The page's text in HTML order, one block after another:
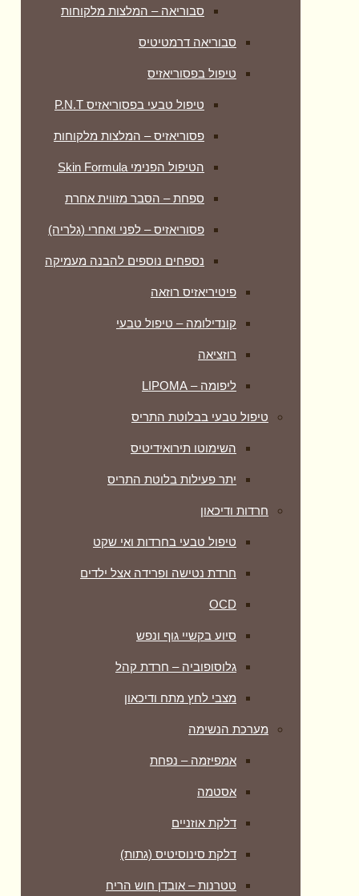
סבוריאה – המלצות מלקוחות
סבוריאה דרמטיטיס
טיפול בפסוריאזיס
טיפול טבעי בפסוריאזיס P.N.T
פסוריאזיס – המלצות מלקוחות
הטיפול הפנימי Skin Formula
ספחת – הסבר מזווית אחרת
פסוריאזיס – לפני ואחרי (גלריה)
נספחים נוספים להבנה מעמיקה
פיטיריאזיס רוזאה
קונדילומה – טיפול טבעי
רוזציאה
ליפומה – LIPOMA
טיפול טבעי בבלוטת התריס
השימוטו תירואידיטיס
יתר פעילות בלוטת התריס
חרדות ודיכאון
טיפול טבעי בחרדות ואי שקט
חרדת נטישה ופרידה אצל ילדים
OCD
סיוע בקשיי גוף ונפש
גלוסופוביה – חרדת קהל
מצבי לחץ מתח ודיכאון
מערכת הנשימה
אמפיזמה – נפחת
אסטמה
דלקת אוזניים
דלקת סינוסיטיס (גתות)
טטרנות – אובדן חוש הריח